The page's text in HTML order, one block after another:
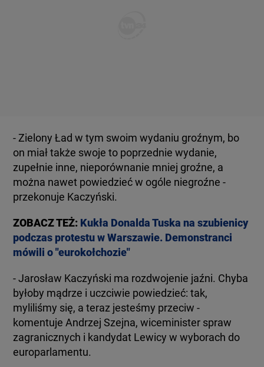
- Zielony Ład w tym swoim wydaniu groźnym, bo
on miał także swoje to poprzednie wydanie,
zupełnie inne, nieporównanie mniej groźne, a
można nawet powiedzieć w ogóle niegroźne -
przekonuje Kaczyński.
ZOBACZ TEŻ: Kukła Donalda Tuska na szubienicy
podczas protestu w Warszawie. Demonstranci
mówili o "eurokołchozie"
- Jarosław Kaczyński ma rozdwojenie jaźni. Chyba
byłoby mądrze i uczciwie powiedzieć: tak,
myliliśmy się, a teraz jesteśmy przeciw -
komentuje Andrzej Szejna, wiceminister spraw
zagranicznych i kandydat Lewicy w wyborach do
europarlamentu.